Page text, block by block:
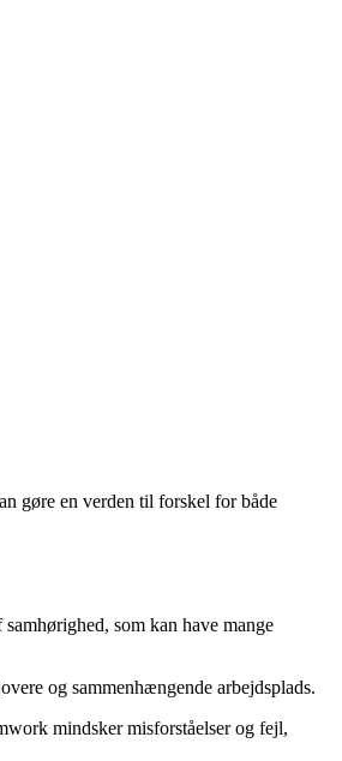
gøre en verden til forskel for både
som kan have mange
og sammenhængende arbejdsplads.
mindsker misforståelser og fejl,